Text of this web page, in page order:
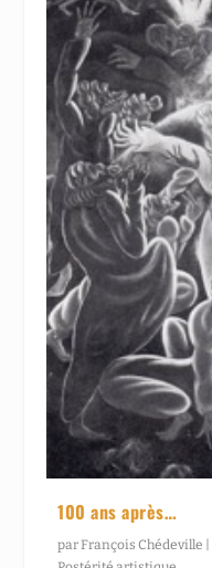
100 ans après…
par François Chédeville